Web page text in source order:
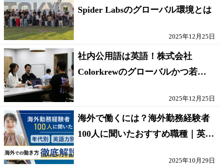
Spider Labsのグローバル環境とは
2025年12月25日
社内公用語は英語！株式会社
Colorkrewのグローバルかつ若手
2025年12月25日
海外で働くには？海外勤務経験者
100人に聞いたおすすめ職種｜英語
2025年10月29日